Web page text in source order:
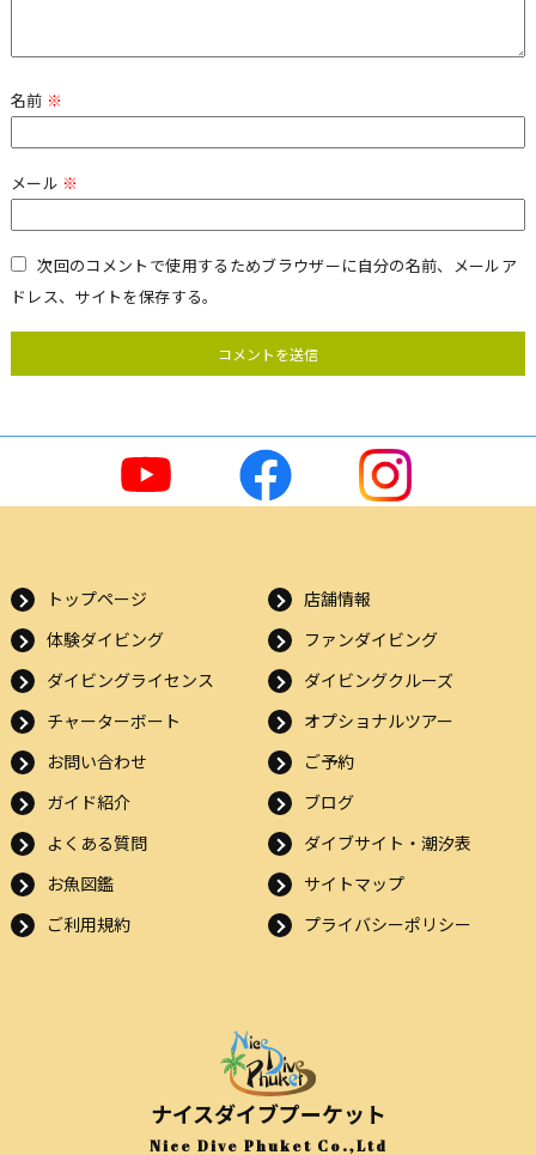
名前 ※
メール ※
次回のコメントで使用するためブラウザーに自分の名前、メールア
ドレス、サイトを保存する。
トップページ
店舗情報
体験ダイビング
ファンダイビング
ダイビングライセンス
ダイビングクルーズ
チャーターボート
オプショナルツアー
お問い合わせ
ご予約
ガイド紹介
ブログ
よくある質問
ダイブサイト・潮汐表
お魚図鑑
サイトマップ
ご利用規約
プライバシーポリシー
ナイスダイブプーケット
Nice Dive Phuket Co.,Ltd